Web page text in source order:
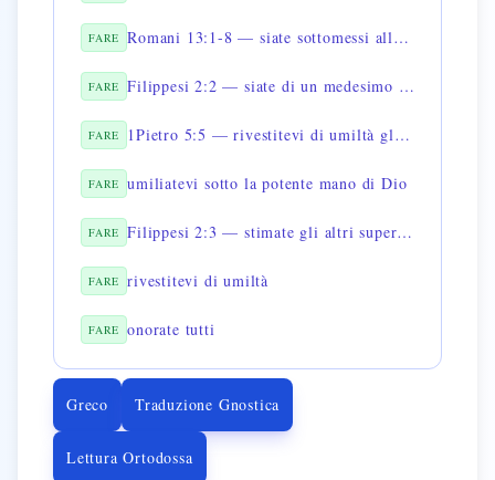
FARE Romani 13:1-8 — siate sottomessi alle autorità
FARE Filippesi 2:2 — siate di un medesimo accordo
FARE 1Pietro 5:5 — rivestitevi di umiltà gli uni verso gli altri
FARE umiliatevi sotto la potente mano di Dio
FARE Filippesi 2:3 — stimate gli altri superiori a voi stessi
FARE rivestitevi di umiltà
FARE onorate tutti
Greco Traduzione Gnostica
Lettura Ortodossa